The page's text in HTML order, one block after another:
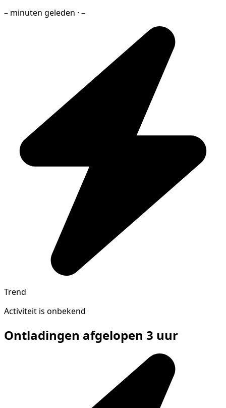
– minuten geleden · –
Trend
Activiteit is onbekend
Ontladingen afgelopen 3 uur